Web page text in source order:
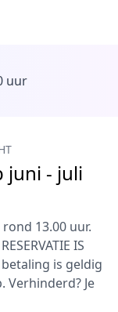
uur
juni - juli
13.00 uur.
IS
betaling is geldig
Verhinderd? Je